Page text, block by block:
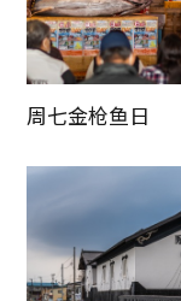
周七金枪鱼日